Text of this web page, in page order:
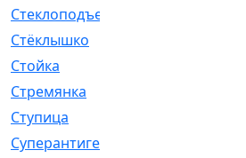
Стеклоподъемник
Стёклышко
Стойка
Стремянка
Ступица
Суперантигель